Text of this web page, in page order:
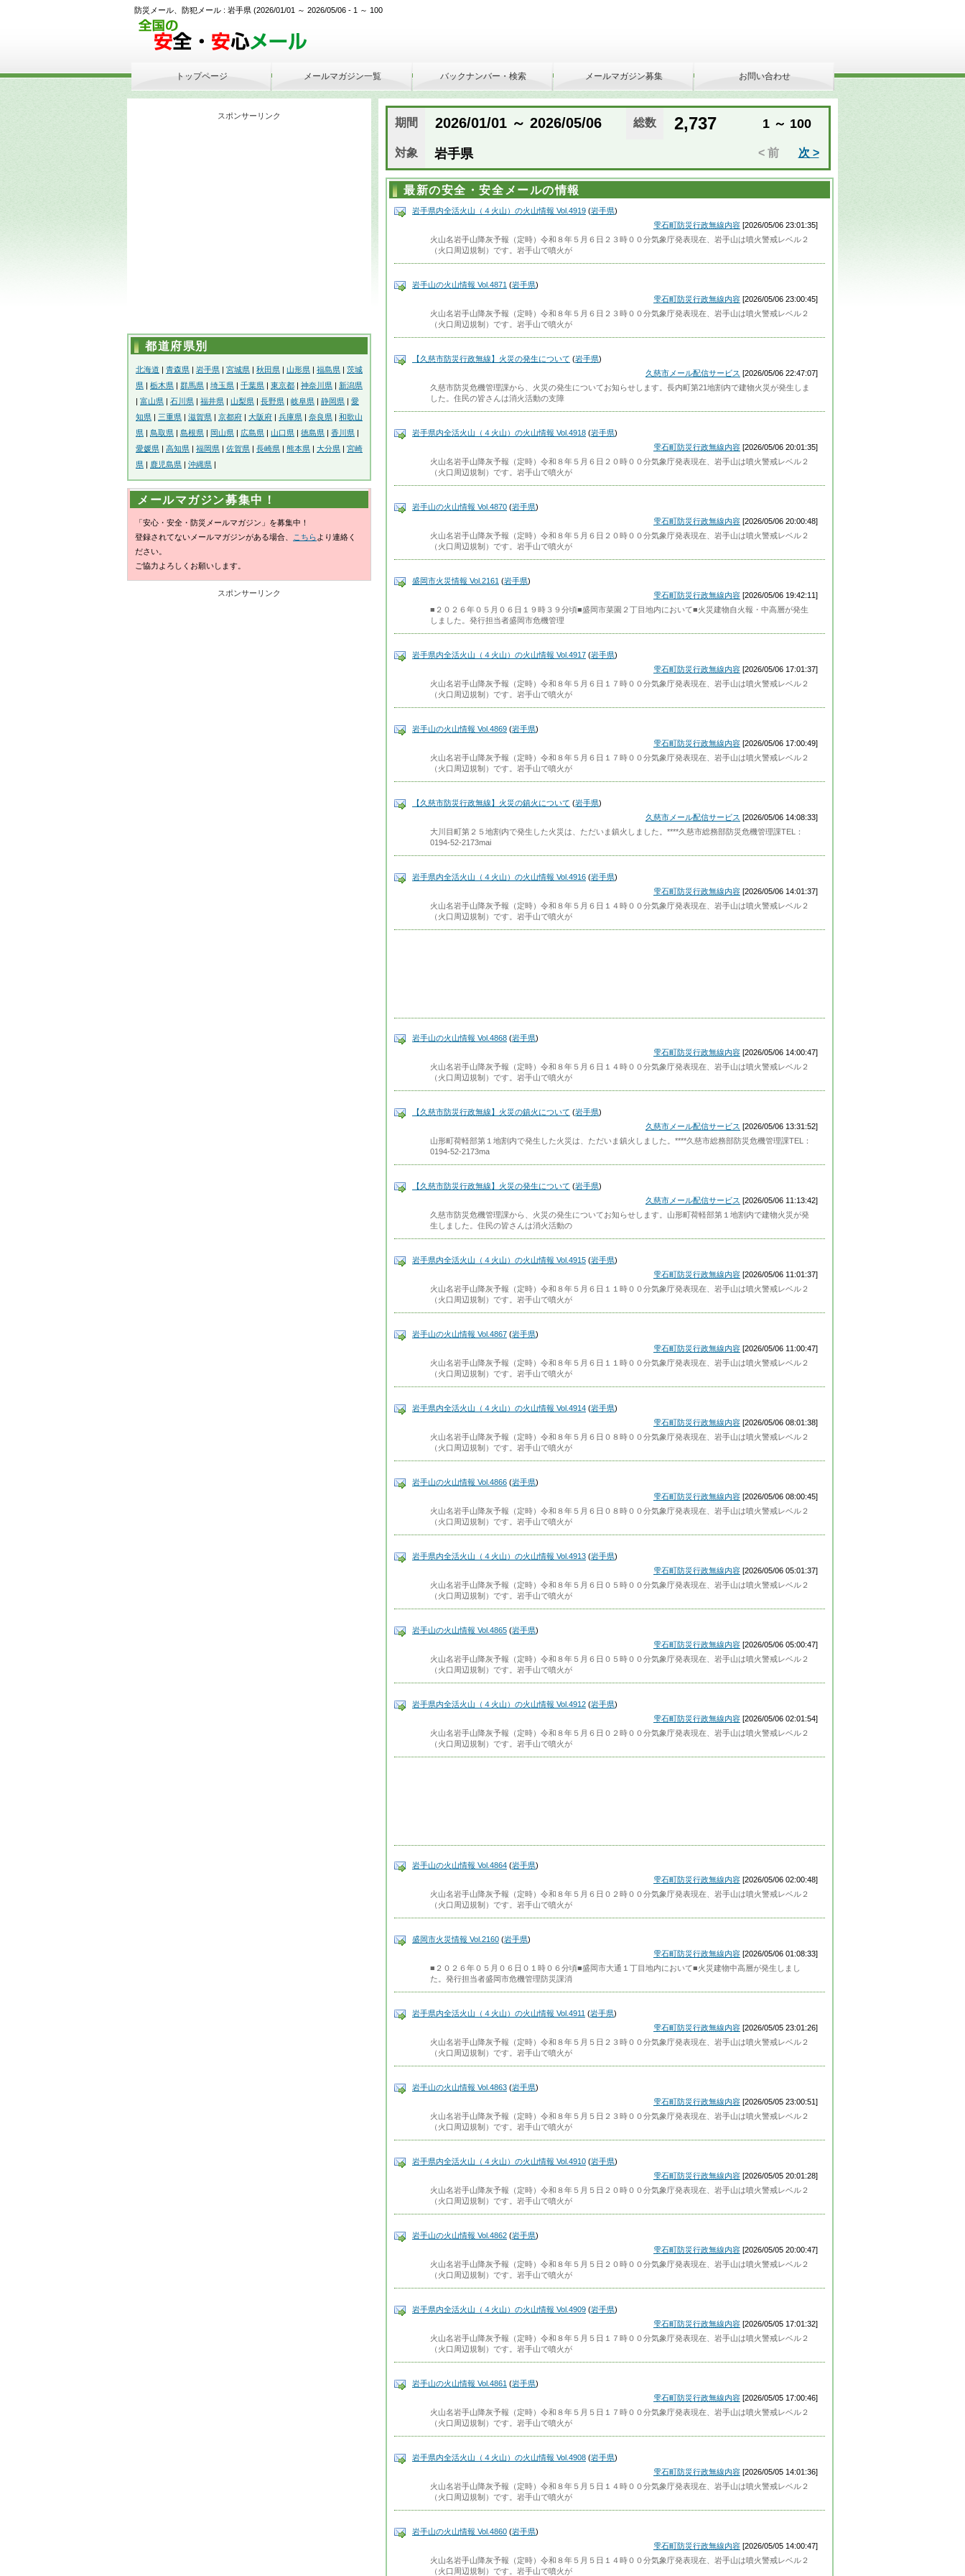
防災メール、防犯メール : 岩手県 (2026/01/01 ～ 2026/05/06 - 1 ～ 100
期間 2026/01/01 ～ 2026/05/06 総数 2,737 1 ～ 100
対象 岩手県 < 前 次 >
最新の安全・安全メールの情報
岩手県内全活火山（４火山）の火山情報 Vol.4919 (岩手県)
雫石町防災行政無線内容 [2026/05/06 23:01:35]
火山名岩手山降灰予報（定時）令和８年５月６日２３時００分気象庁発表現在、岩手山は噴火警戒レベル２
（火口周辺規制）です。岩手山で噴火が
岩手山の火山情報 Vol.4871 (岩手県)
雫石町防災行政無線内容 [2026/05/06 23:00:45]
火山名岩手山降灰予報（定時）令和８年５月６日２３時００分気象庁発表現在、岩手山は噴火警戒レベル２
（火口周辺規制）です。岩手山で噴火が
【久慈市防災行政無線】火災の発生について (岩手県)
久慈市メール配信サービス [2026/05/06 22:47:07]
久慈市防災危機管理課から、火災の発生についてお知らせします。長内町第21地割内で建物火災が発生しま
した。住民の皆さんは消火活動の支障
岩手県内全活火山（４火山）の火山情報 Vol.4918 (岩手県)
雫石町防災行政無線内容 [2026/05/06 20:01:35]
火山名岩手山降灰予報（定時）令和８年５月６日２０時００分気象庁発表現在、岩手山は噴火警戒レベル２
（火口周辺規制）です。岩手山で噴火が
岩手山の火山情報 Vol.4870 (岩手県)
雫石町防災行政無線内容 [2026/05/06 20:00:48]
火山名岩手山降灰予報（定時）令和８年５月６日２０時００分気象庁発表現在、岩手山は噴火警戒レベル２
（火口周辺規制）です。岩手山で噴火が
盛岡市火災情報 Vol.2161 (岩手県)
雫石町防災行政無線内容 [2026/05/06 19:42:11]
■２０２６年０５月０６日１９時３９分頃■盛岡市菜園２丁目地内において■火災建物自火報・中高層が発生
しました。発行担当者盛岡市危機管理
岩手県内全活火山（４火山）の火山情報 Vol.4917 (岩手県)
雫石町防災行政無線内容 [2026/05/06 17:01:37]
火山名岩手山降灰予報（定時）令和８年５月６日１７時００分気象庁発表現在、岩手山は噴火警戒レベル２
（火口周辺規制）です。岩手山で噴火が
岩手山の火山情報 Vol.4869 (岩手県)
雫石町防災行政無線内容 [2026/05/06 17:00:49]
火山名岩手山降灰予報（定時）令和８年５月６日１７時００分気象庁発表現在、岩手山は噴火警戒レベル２
（火口周辺規制）です。岩手山で噴火が
【久慈市防災行政無線】火災の鎮火について (岩手県)
久慈市メール配信サービス [2026/05/06 14:08:33]
大川目町第２５地割内で発生した火災は、ただいま鎮火しました。****久慈市総務部防災危機管理課TEL：
0194-52-2173mai
岩手県内全活火山（４火山）の火山情報 Vol.4916 (岩手県)
雫石町防災行政無線内容 [2026/05/06 14:01:37]
火山名岩手山降灰予報（定時）令和８年５月６日１４時００分気象庁発表現在、岩手山は噴火警戒レベル２
（火口周辺規制）です。岩手山で噴火が
岩手山の火山情報 Vol.4868 (岩手県)
雫石町防災行政無線内容 [2026/05/06 14:00:47]
火山名岩手山降灰予報（定時）令和８年５月６日１４時００分気象庁発表現在、岩手山は噴火警戒レベル２
（火口周辺規制）です。岩手山で噴火が
【久慈市防災行政無線】火災の鎮火について (岩手県)
久慈市メール配信サービス [2026/05/06 13:31:52]
山形町荷軽部第１地割内で発生した火災は、ただいま鎮火しました。****久慈市総務部防災危機管理課TEL：
0194-52-2173ma
【久慈市防災行政無線】火災の発生について (岩手県)
久慈市メール配信サービス [2026/05/06 11:13:42]
久慈市防災危機管理課から、火災の発生についてお知らせします。山形町荷軽部第１地割内で建物火災が発
生しました。住民の皆さんは消火活動の
岩手県内全活火山（４火山）の火山情報 Vol.4915 (岩手県)
雫石町防災行政無線内容 [2026/05/06 11:01:37]
火山名岩手山降灰予報（定時）令和８年５月６日１１時００分気象庁発表現在、岩手山は噴火警戒レベル２
（火口周辺規制）です。岩手山で噴火が
岩手山の火山情報 Vol.4867 (岩手県)
雫石町防災行政無線内容 [2026/05/06 11:00:47]
火山名岩手山降灰予報（定時）令和８年５月６日１１時００分気象庁発表現在、岩手山は噴火警戒レベル２
（火口周辺規制）です。岩手山で噴火が
岩手県内全活火山（４火山）の火山情報 Vol.4914 (岩手県)
雫石町防災行政無線内容 [2026/05/06 08:01:38]
火山名岩手山降灰予報（定時）令和８年５月６日０８時００分気象庁発表現在、岩手山は噴火警戒レベル２
（火口周辺規制）です。岩手山で噴火が
岩手山の火山情報 Vol.4866 (岩手県)
雫石町防災行政無線内容 [2026/05/06 08:00:45]
火山名岩手山降灰予報（定時）令和８年５月６日０８時００分気象庁発表現在、岩手山は噴火警戒レベル２
（火口周辺規制）です。岩手山で噴火が
岩手県内全活火山（４火山）の火山情報 Vol.4913 (岩手県)
雫石町防災行政無線内容 [2026/05/06 05:01:37]
火山名岩手山降灰予報（定時）令和８年５月６日０５時００分気象庁発表現在、岩手山は噴火警戒レベル２
（火口周辺規制）です。岩手山で噴火が
岩手山の火山情報 Vol.4865 (岩手県)
雫石町防災行政無線内容 [2026/05/06 05:00:47]
火山名岩手山降灰予報（定時）令和８年５月６日０５時００分気象庁発表現在、岩手山は噴火警戒レベル２
（火口周辺規制）です。岩手山で噴火が
岩手県内全活火山（４火山）の火山情報 Vol.4912 (岩手県)
雫石町防災行政無線内容 [2026/05/06 02:01:54]
火山名岩手山降灰予報（定時）令和８年５月６日０２時００分気象庁発表現在、岩手山は噴火警戒レベル２
（火口周辺規制）です。岩手山で噴火が
岩手山の火山情報 Vol.4864 (岩手県)
雫石町防災行政無線内容 [2026/05/06 02:00:48]
火山名岩手山降灰予報（定時）令和８年５月６日０２時００分気象庁発表現在、岩手山は噴火警戒レベル２
（火口周辺規制）です。岩手山で噴火が
盛岡市火災情報 Vol.2160 (岩手県)
雫石町防災行政無線内容 [2026/05/06 01:08:33]
■２０２６年０５月０６日０１時０６分頃■盛岡市大通１丁目地内において■火災建物中高層が発生しまし
た。発行担当者盛岡市危機管理防災課消
岩手県内全活火山（４火山）の火山情報 Vol.4911 (岩手県)
雫石町防災行政無線内容 [2026/05/05 23:01:26]
火山名岩手山降灰予報（定時）令和８年５月５日２３時００分気象庁発表現在、岩手山は噴火警戒レベル２
（火口周辺規制）です。岩手山で噴火が
岩手山の火山情報 Vol.4863 (岩手県)
雫石町防災行政無線内容 [2026/05/05 23:00:51]
火山名岩手山降灰予報（定時）令和８年５月５日２３時００分気象庁発表現在、岩手山は噴火警戒レベル２
（火口周辺規制）です。岩手山で噴火が
岩手県内全活火山（４火山）の火山情報 Vol.4910 (岩手県)
雫石町防災行政無線内容 [2026/05/05 20:01:28]
火山名岩手山降灰予報（定時）令和８年５月５日２０時００分気象庁発表現在、岩手山は噴火警戒レベル２
（火口周辺規制）です。岩手山で噴火が
岩手山の火山情報 Vol.4862 (岩手県)
雫石町防災行政無線内容 [2026/05/05 20:00:47]
火山名岩手山降灰予報（定時）令和８年５月５日２０時００分気象庁発表現在、岩手山は噴火警戒レベル２
（火口周辺規制）です。岩手山で噴火が
岩手県内全活火山（４火山）の火山情報 Vol.4909 (岩手県)
雫石町防災行政無線内容 [2026/05/05 17:01:32]
火山名岩手山降灰予報（定時）令和８年５月５日１７時００分気象庁発表現在、岩手山は噴火警戒レベル２
（火口周辺規制）です。岩手山で噴火が
岩手山の火山情報 Vol.4861 (岩手県)
雫石町防災行政無線内容 [2026/05/05 17:00:46]
火山名岩手山降灰予報（定時）令和８年５月５日１７時００分気象庁発表現在、岩手山は噴火警戒レベル２
（火口周辺規制）です。岩手山で噴火が
岩手県内全活火山（４火山）の火山情報 Vol.4908 (岩手県)
雫石町防災行政無線内容 [2026/05/05 14:01:36]
火山名岩手山降灰予報（定時）令和８年５月５日１４時００分気象庁発表現在、岩手山は噴火警戒レベル２
（火口周辺規制）です。岩手山で噴火が
岩手山の火山情報 Vol.4860 (岩手県)
雫石町防災行政無線内容 [2026/05/05 14:00:47]
火山名岩手山降灰予報（定時）令和８年５月５日１４時００分気象庁発表現在、岩手山は噴火警戒レベル２
（火口周辺規制）です。岩手山で噴火が
トップページ メールマガジン一覧 バックナンバー・検索 メールマガジン募集 お問い合わせ
スポンサーリンク
都道府県別
北海道 青森県 岩手県 宮城県 秋田県 山形県 福島県
茨城
県
栃木県 群馬県 埼玉県 千葉県 東京都 神奈川県
新潟県
富山県 石川県 福井県 山梨県 長野県 岐阜県 静岡県
愛
知県
三重県 滋賀県 京都府 大阪府 兵庫県 奈良県
和歌山
県
鳥取県 島根県 岡山県 広島県 山口県 徳島県 香川県
愛媛県
高知県 福岡県 佐賀県 長崎県 熊本県 大分県
宮崎
県
鹿児島県 沖縄県
メールマガジン募集中！
「安心・安全・防災メールマガジン」を募集中！
登録されてないメールマガジンがある場合、
こちら より連絡く
ださい。
ご協力よろしくお願いします。
スポンサーリンク